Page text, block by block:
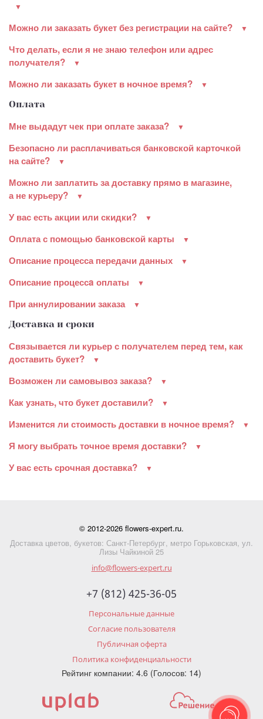
Можно ли заказать букет без регистрации на сайте?
Что делать, если я не знаю телефон или адрес
получателя?
Можно ли заказать букет в ночное время?
Оплата
Мне выдадут чек при оплате заказа?
Безопасно ли расплачиваться банковской карточкой
на сайте?
Можно ли заплатить за доставку прямо в магазине,
а не курьеру?
У вас есть акции или скидки?
Оплата с помощью банковской карты
Описание процесса передачи данных
Описание процессa оплаты
При аннулировании заказа
Доставка и сроки
Связывается ли курьер с получателем перед тем, как
доставить букет?
Возможен ли самовывоз заказа?
Как узнать, что букет доставили?
Изменится ли стоимость доставки в ночное время?
Я могу выбрать точное время доставки?
У вас есть срочная доставка?
© 2012-2026 flowers-expert.ru.
Доставка цветов, букетов: Санкт-Петербург, метро Горьковская, ул.
Лизы Чайкиной 25
info@flowers-expert.ru
+7 (812) 425-36-05
Персональные данные
Согласие пользователя
Публичная оферта
Политика конфиденциальности
Рейтинг компании: 4.6 (Голосов: 14)